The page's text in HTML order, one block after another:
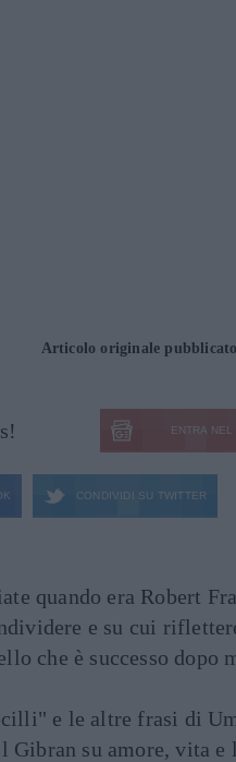
Articolo originale
ENTRA
CONDIVIDI SU TWITTER
quando era Robert
e su cui
che è successo dopo
e le altre frasi di
su amore, vita e